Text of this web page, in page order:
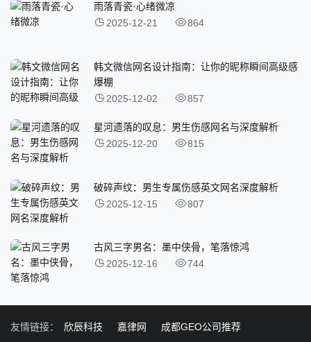
雨落青瓷·心绪微凉
2025-12-21
864
韩文微信网名设计指南：让你的昵称瞬间高级感
爆棚
2025-12-02
857
星河遗落的叹息：男生伤感网名与深度解析
2025-12-20
815
破碎声纹：男生专属伤感英文网名深度解析
2025-12-15
807
古风三字男名：墨中侠骨，笔落惊鸿
2025-12-16
744
友情链接： 欣辰科技 嘉律网 成都GEO公司推荐